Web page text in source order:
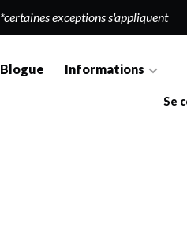
*certaines exceptions s'appliquent
Blogue Informations
Se